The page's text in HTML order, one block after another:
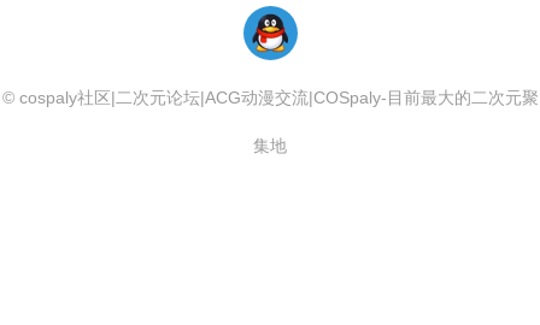
© cospaly社区|二次元论坛|ACG动漫交流|COSpaly-目前最大的二次元聚
集地